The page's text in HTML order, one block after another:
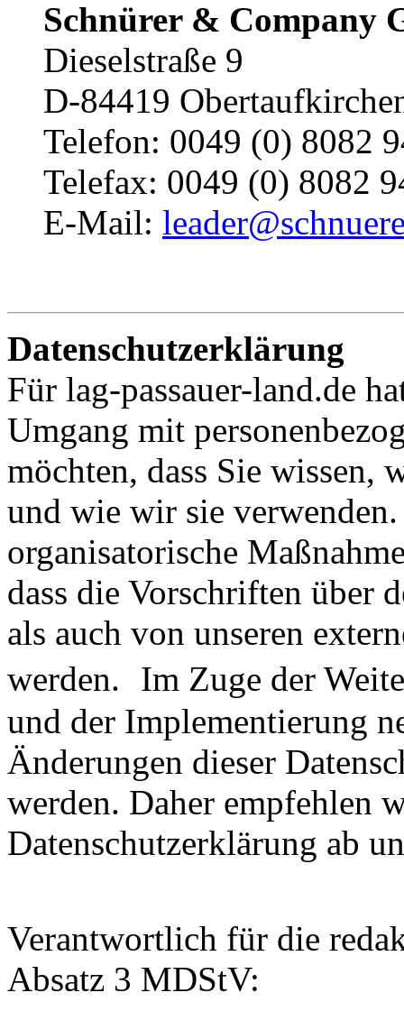
Schnürer & Company
Dieselstraße 9
D-84419
Telefon: 0049 (0) 8082
Telefax: 0049 (0) 8082
E-Mail:
Datenschutzerklärung
Für lag-passauer-land.de
Umgang mit
möchten, dass Sie wissen,
und wie wir sie
organisatorische
dass die Vorschriften über
als auch von unseren
werden. Im Zuge der
und der Implementierung
Änderungen dieser
werden. Daher empfehlen
Datenschutzerklärung ab
Verantwortlich für die
Absatz 3 MDStV: